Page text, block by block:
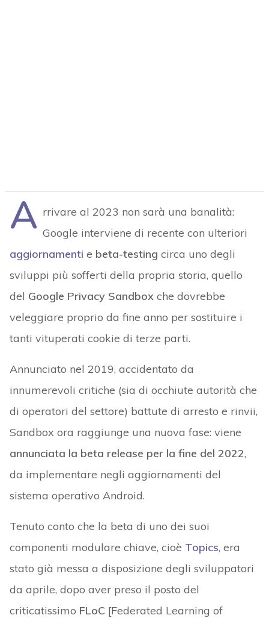
A rrivare al 2023 non sarà una banalità:
Google interviene di recente con ulteriori
aggiornamenti e beta-testing circa uno degli
sviluppi più sofferti della propria storia, quello
del Google Privacy Sandboxche dovrebbe
veleggiare proprio da fine anno per sostituire i
tanti vituperati cookie di terze parti.
Annunciato nel 2019, accidentato da
innumerevoli critiche (sia di occhiute autorità che
di operatori del settore) battute di arresto e rinvii,
Sandbox ora raggiunge una nuova fase: viene
annunciata la beta release per la fine del 2022,
da implementare negli aggiornamenti del
sistema operativo Android.
Tenuto conto che la beta di uno dei suoi
componenti modulare chiave, cioè Topics, era
stato già messa a disposizione degli sviluppatori
da aprile, dopo aver preso il posto del
criticatissimo FLoC[Federated Learning of